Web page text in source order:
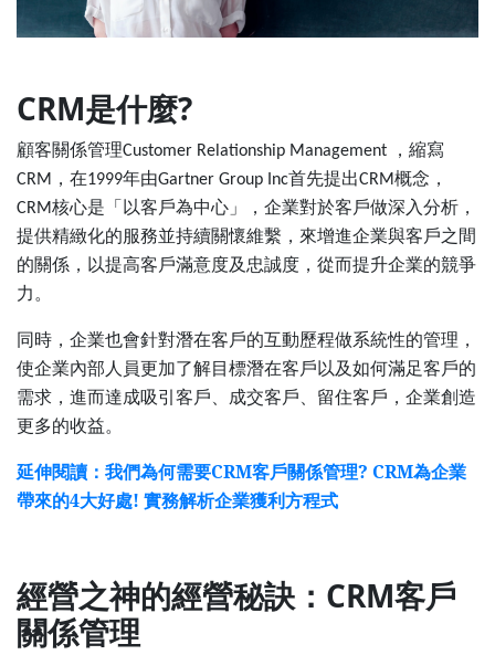
CRM是什麼?
顧客關係管理Customer Relationship Management ，縮寫
CRM ，在1999年由Gartner Group Inc首先提出CRM概念，
CRM核心是「以客戶為中心」，企業對於客戶做深入分析，
提供精緻化的服務並持續關懷維繫，來增進企業與客戶之間
的關係，以提高客戶滿意度及忠誠度，從而提升企業的競爭
力。
同時，企業也會針對潛在客戶的互動歷程做系統性的管理，
使企業內部人員更加了解目標潛在客戶以及如何滿足客戶的
需求，進而達成吸引客戶、成交客戶、留住客戶，企業創造
更多的收益。
延伸閱讀：我們為何需要CRM客戶關係管理? CRM為企業
帶來的4大好處! 實務解析企業獲利方程式
經營之神的經營秘訣：CRM客戶
關係管理